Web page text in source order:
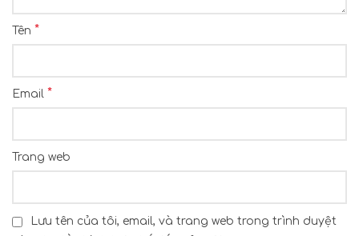
Tên *
Email *
Trang web
Lưu tên của tôi, email, và trang web trong trình duyệt